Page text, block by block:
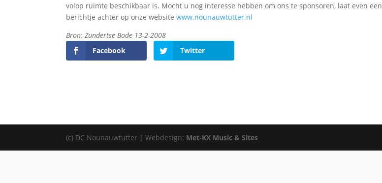
volop ruimte beschikbaar is. Mocht u nog interesse hebben om ons te sponsoren, laat even een
berichtje achter op onze websitewww.nounauwtutter.nl
Bron: Zundertse Bode 13-2-2008
Facebook
Twitter
(c) DC Nounauwtutter | Webdesign: Met-KX Music & Sites